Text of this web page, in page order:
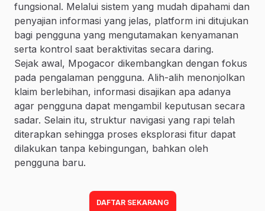
fungsional. Melalui sistem yang mudah dipahami dan
penyajian informasi yang jelas, platform ini ditujukan
bagi pengguna yang mengutamakan kenyamanan
serta kontrol saat beraktivitas secara daring.
Sejak awal, Mpogacor dikembangkan dengan fokus
pada pengalaman pengguna. Alih-alih menonjolkan
klaim berlebihan, informasi disajikan apa adanya
agar pengguna dapat mengambil keputusan secara
sadar. Selain itu, struktur navigasi yang rapi telah
diterapkan sehingga proses eksplorasi fitur dapat
dilakukan tanpa kebingungan, bahkan oleh
pengguna baru.
DAFTAR SEKARANG